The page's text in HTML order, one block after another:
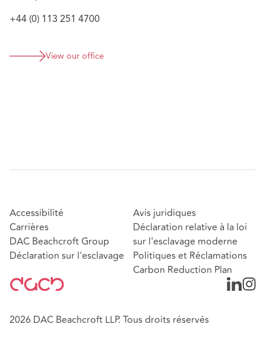
+44 (0) 113 251 4700
View our office
Accessibilité
Carrières
DAC Beachcroft Group
Déclaration sur l'esclavage
Avis juridiques
Déclaration relative à la loi
sur l'esclavage moderne
Politiques et Réclamations
Carbon Reduction Plan
2026 DAC Beachcroft LLP. Tous droits réservés